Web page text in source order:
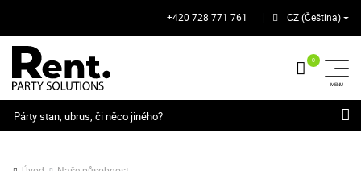
+420 728 771 761 CZ (Čeština)